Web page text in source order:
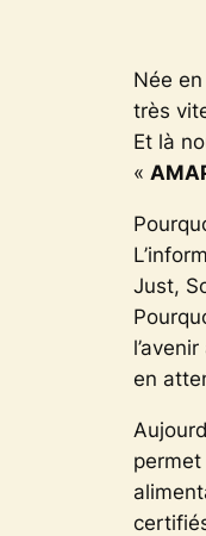
Née
très
Et là
«
Just,
en